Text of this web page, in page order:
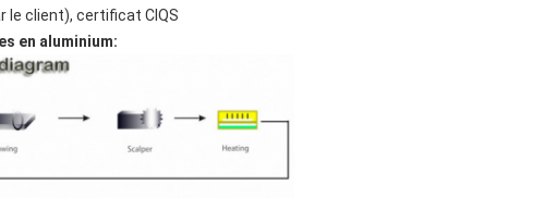
le client), certificat CIQS
en aluminium: